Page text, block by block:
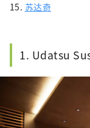
15. 苏达奇
1. Udatsu